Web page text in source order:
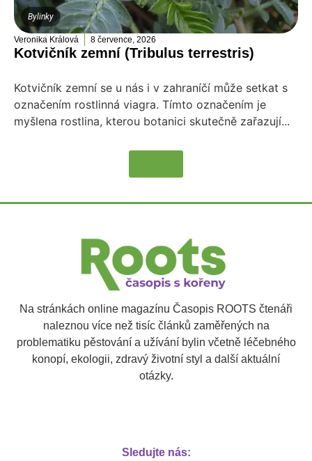
Bylinky
Veronika Králová 8 července, 2026
Kotvičník zemní (Tribulus terrestris)
Kotvičník zemní se u nás i v zahraníčí může setkat s
označením rostlinná viagra. Tímto označením je
myšlena rostlina, kterou botanici skutečně zařazují...
Na stránkách online magazínu Časopis ROOTS čtenáři
naleznou více než tisíc článků zaměřených na
problematiku pěstování a užívání bylin včetně léčebného
konopí, ekologii, zdravý životní styl a další aktuální
otázky.
Sledujte nás: